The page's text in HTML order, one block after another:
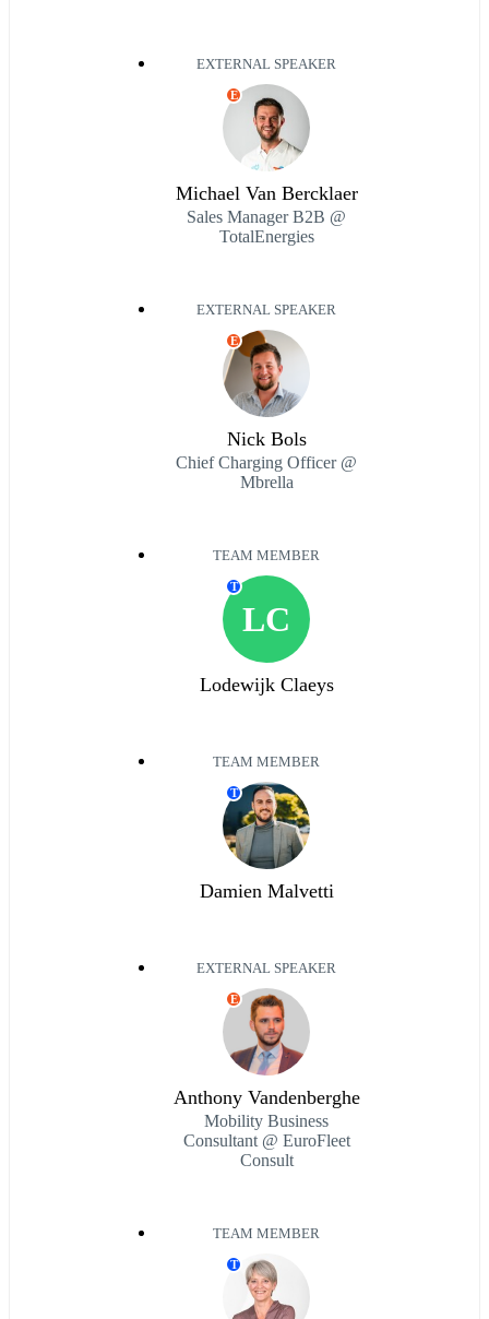
EXTERNAL SPEAKER
E
Michael Van Bercklaer
Sales Manager B2B @
TotalEnergies
EXTERNAL SPEAKER
E
Nick Bols
Chief Charging Officer @
Mbrella
TEAM MEMBER
LC
T
Lodewijk Claeys
TEAM MEMBER
T
Damien Malvetti
EXTERNAL SPEAKER
E
Anthony Vandenberghe
Mobility Business
Consultant @ EuroFleet
Consult
TEAM MEMBER
T